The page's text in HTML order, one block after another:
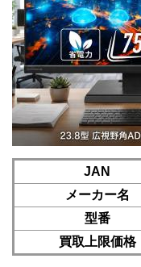
JAN
メーカー名
型番
買取上限価格